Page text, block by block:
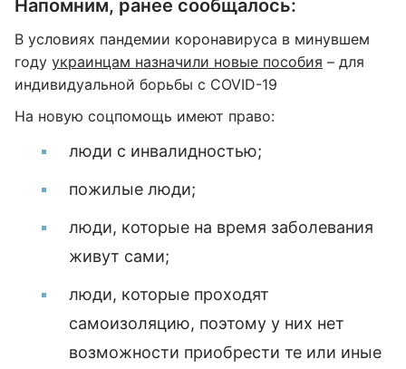
Напомним, ранее сообщалось:
В условиях пандемии коронавируса в минувшем
году украинцам назначили новые пособия – для
индивидуальной борьбы с COVID-19
На новую соцпомощь имеют право:
люди с инвалидностью;
пожилые люди;
люди, которые на время заболевания
живут сами;
люди, которые проходят
самоизоляцию, поэтому у них нет
возможности приобрести те или иные